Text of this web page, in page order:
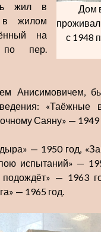
Дом
с 1948
жил в
в жилом
на
пер.
Анисимовичем,
«Таёжные
Саяну» — 1949
— 1950 год,
испытаний» —
— 1963
— 1965 год.